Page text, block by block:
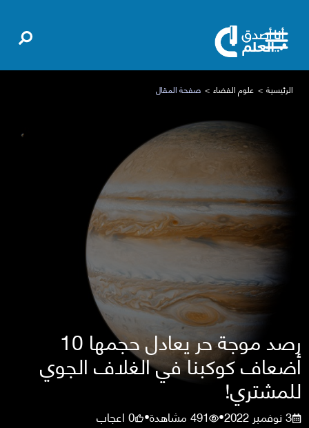
الرئيسية علوم الفضاء صفحة المقال
رصد موجة حر يعادل حجمها 10
أضعاف كوكبنا في الغلاف الجوي
للمشتري!
3 نوفمبر 2022 •
491مشاهدة•
0اعجاب